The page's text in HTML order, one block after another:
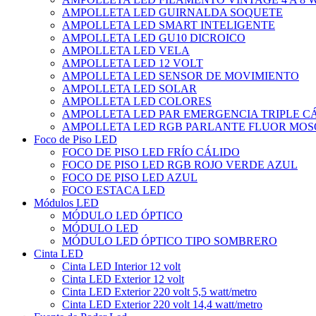
AMPOLLETA LED GUIRNALDA SOQUETE
AMPOLLETA LED SMART INTELIGENTE
AMPOLLETA LED GU10 DICROICO
AMPOLLETA LED VELA
AMPOLLETA LED 12 VOLT
AMPOLLETA LED SENSOR DE MOVIMIENTO
AMPOLLETA LED SOLAR
AMPOLLETA LED COLORES
AMPOLLETA LED PAR EMERGENCIA TRIPLE
AMPOLLETA LED RGB PARLANTE FLUOR
Foco de Piso LED
FOCO DE PISO LED FRÍO CÁLIDO
FOCO DE PISO LED RGB ROJO VERDE AZUL
FOCO DE PISO LED AZUL
FOCO ESTACA LED
Módulos LED
MÓDULO LED ÓPTICO
MÓDULO LED
MÓDULO LED ÓPTICO TIPO SOMBRERO
Cinta LED
Cinta LED Interior 12 volt
Cinta LED Exterior 12 volt
Cinta LED Exterior 220 volt 5,5 watt/metro
Cinta LED Exterior 220 volt 14,4 watt/metro